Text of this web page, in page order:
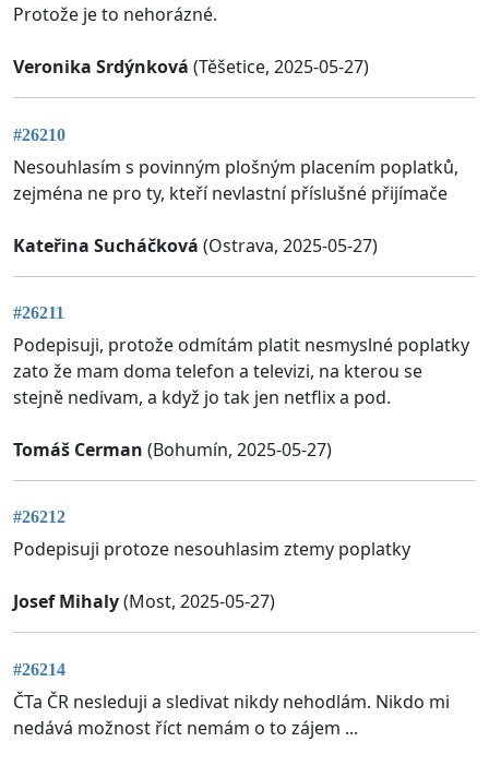
Protože je to nehorázné.
Veronika Srdýnková (Těšetice, 2025-05-27)
#26210
Nesouhlasím s povinným plošným placením poplatků,
zejména ne pro ty, kteří nevlastní příslušné přijímače
Kateřina Sucháčková (Ostrava, 2025-05-27)
#26211
Podepisuji, protože odmítám platit nesmyslné poplatky
zato že mam doma telefon a televizi, na kterou se
stejně nedivam, a když jo tak jen netflix a pod.
Tomáš Cerman (Bohumín, 2025-05-27)
#26212
Podepisuji protoze nesouhlasim ztemy poplatky
Josef Mihaly(Most, 2025-05-27)
#26214
ČTa ČR nesleduji a sledivat nikdy nehodlám. Nikdo mi
nedává možnost říct nemám o to zájem ...